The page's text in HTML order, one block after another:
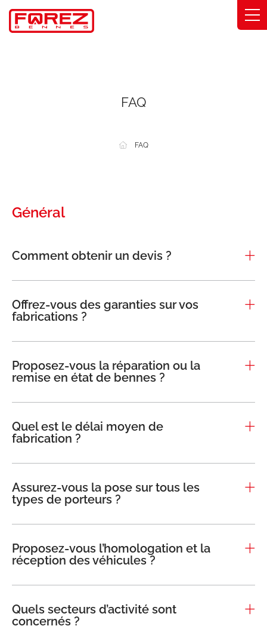
Panneau de gestion des cookies
FAQ
FAQ
Général
Comment obtenir un devis ?
Offrez-vous des garanties sur vos
fabrications ?
Proposez-vous la réparation ou la
remise en état de bennes ?
Quel est le délai moyen de
fabrication ?
Assurez-vous la pose sur tous les
types de porteurs ?
Proposez-vous l’homologation et la
réception des véhicules ?
Quels secteurs d’activité sont
concernés ?
Engagements
Forez-Bennes Tech
Contact